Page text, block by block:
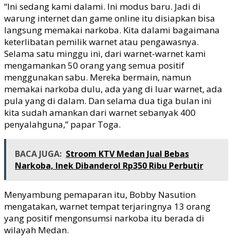
“Ini sedang kami dalami. Ini modus baru. Jadi di
warung internet dan game online itu disiapkan bisa
langsung memakai narkoba. Kita dalami bagaimana
keterlibatan pemilik warnet atau pengawasnya.
Selama satu minggu ini, dari warnet-warnet kami
mengamankan 50 orang yang semua positif
menggunakan sabu. Mereka bermain, namun
memakai narkoba dulu, ada yang di luar warnet, ada
pula yang di dalam. Dan selama dua tiga bulan ini
kita sudah amankan dari warnet sebanyak 400
penyalahguna,” papar Toga.
BACA JUGA: Stroom KTV Medan Jual Bebas
Narkoba, Inek Dibanderol Rp350 Ribu Perbutir
Menyambung pemaparan itu, Bobby Nasution
mengatakan, warnet tempat terjaringnya 13 orang
yang positif mengonsumsi narkoba itu berada di
wilayah Medan.